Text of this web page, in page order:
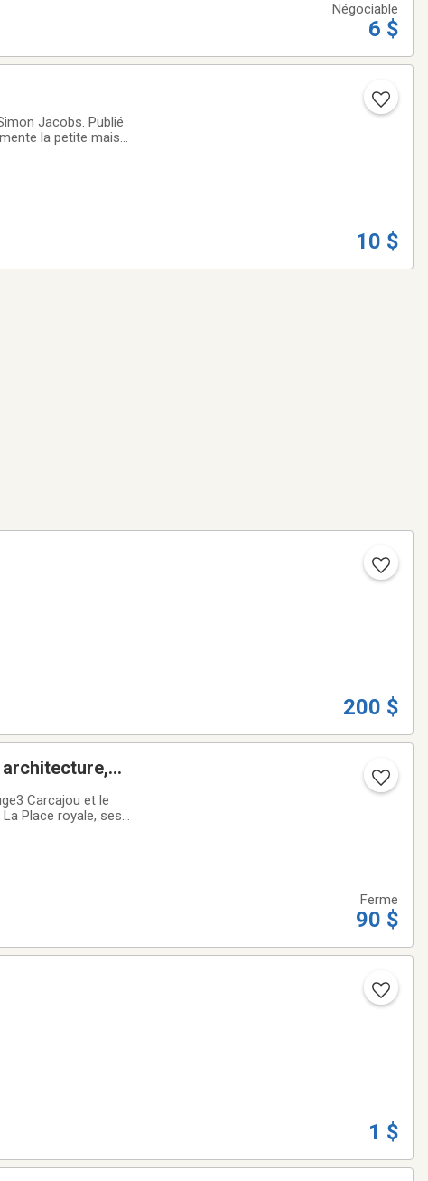
Négociable
6 $
Jacobs. Publié
la petite mais
10 $
200 $
Carcajou et le
Place royale, ses
Ferme
90 $
1 $